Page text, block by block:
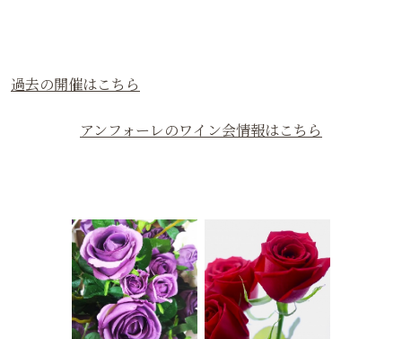
過去の開催はこちら
アンフォーレのワイン会情報はこちら